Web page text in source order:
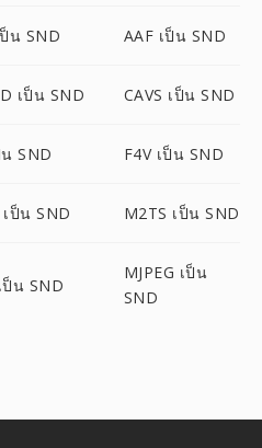
น SND AAF เป็น SND
เป็น SND CAVS เป็น SND
SND F4V เป็น SND
เป็น SND M2TS เป็น SND
ป็น SND
MJPEG เป็น
SND